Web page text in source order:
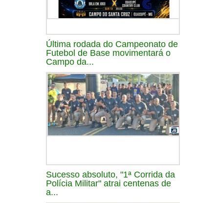
Última rodada do Campeonato de
Futebol de Base movimentará o
Campo da...
Sucesso absoluto, "1ª Corrida da
Polícia Militar" atrai centenas de
a...